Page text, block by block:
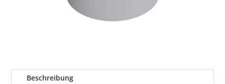
Beschreibung